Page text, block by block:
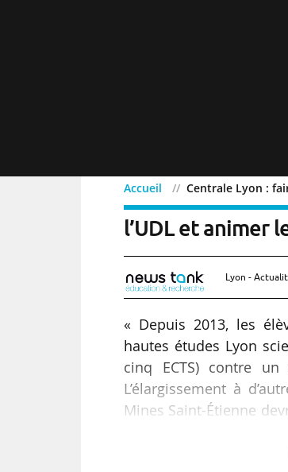
Accueil Centrale Lyon :
Centrale Lyon :
l’UDL et animer
Lyon -
« Depuis 2013, les
hautes études Lyon
cinq ECTS) contre
L’élargissement à
Mines Saint-Étienne
formations